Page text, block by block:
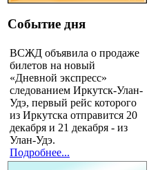
Событие дня
ВСЖД объявила о продаже
билетов на новый
«Дневной экспресс»
следованием Иркутск-Улан-
Удэ, первый рейс которого
из Иркутска отправится 20
декабря и 21 декабря - из
Улан-Удэ.
Подробнее...